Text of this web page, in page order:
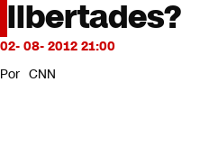
Programas completos
Cultura
Servicios
Bits
CNN Data
libertades?
02- 08- 2012 21:00
Por CNN